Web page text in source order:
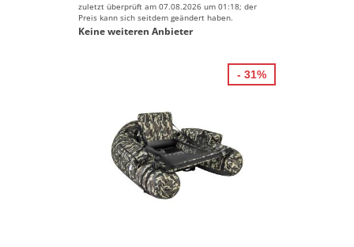
zuletzt überprüft am 07.08.2026 um 01:18; der
Preis kann sich seitdem geändert haben.
Keine weiteren Anbieter
- 31%